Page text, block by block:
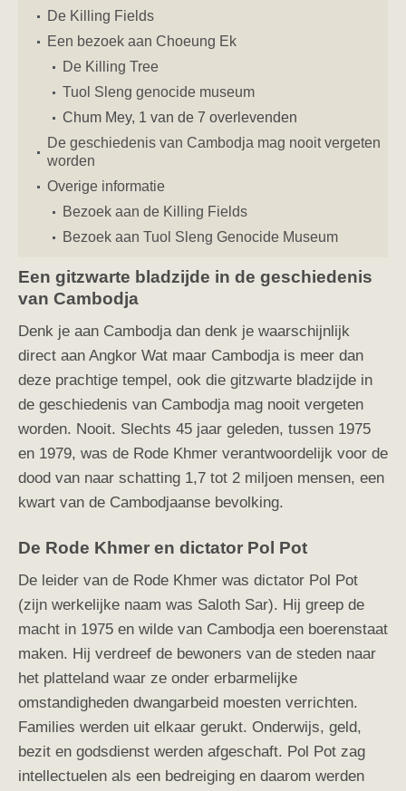
De Killing Fields
Een bezoek aan Choeung Ek
De Killing Tree
Tuol Sleng genocide museum
Chum Mey, 1 van de 7 overlevenden
De geschiedenis van Cambodja mag nooit vergeten
worden
Overige informatie
Bezoek aan de Killing Fields
Bezoek aan Tuol Sleng Genocide Museum
Een gitzwarte bladzijde in de geschiedenis
van Cambodja
Denk je aan Cambodja dan denk je waarschijnlijk
direct aan Angkor Wat maar Cambodja is meer dan
deze prachtige tempel, ook die gitzwarte bladzijde in
de geschiedenis van Cambodja mag nooit vergeten
worden. Nooit. Slechts 45 jaar geleden, tussen 1975
en 1979, was de Rode Khmer verantwoordelijk voor de
dood van naar schatting 1,7 tot 2 miljoen mensen, een
kwart van de Cambodjaanse bevolking.
De Rode Khmer en dictator Pol Pot
De leider van de Rode Khmer was dictator Pol Pot
(zijn werkelijke naam was Saloth Sar). Hij greep de
macht in 1975 en wilde van Cambodja een boerenstaat
maken. Hij verdreef de bewoners van de steden naar
het platteland waar ze onder erbarmelijke
omstandigheden dwangarbeid moesten verrichten.
Families werden uit elkaar gerukt. Onderwijs, geld,
bezit en godsdienst werden afgeschaft. Pol Pot zag
intellectuelen als een bedreiging en daarom werden